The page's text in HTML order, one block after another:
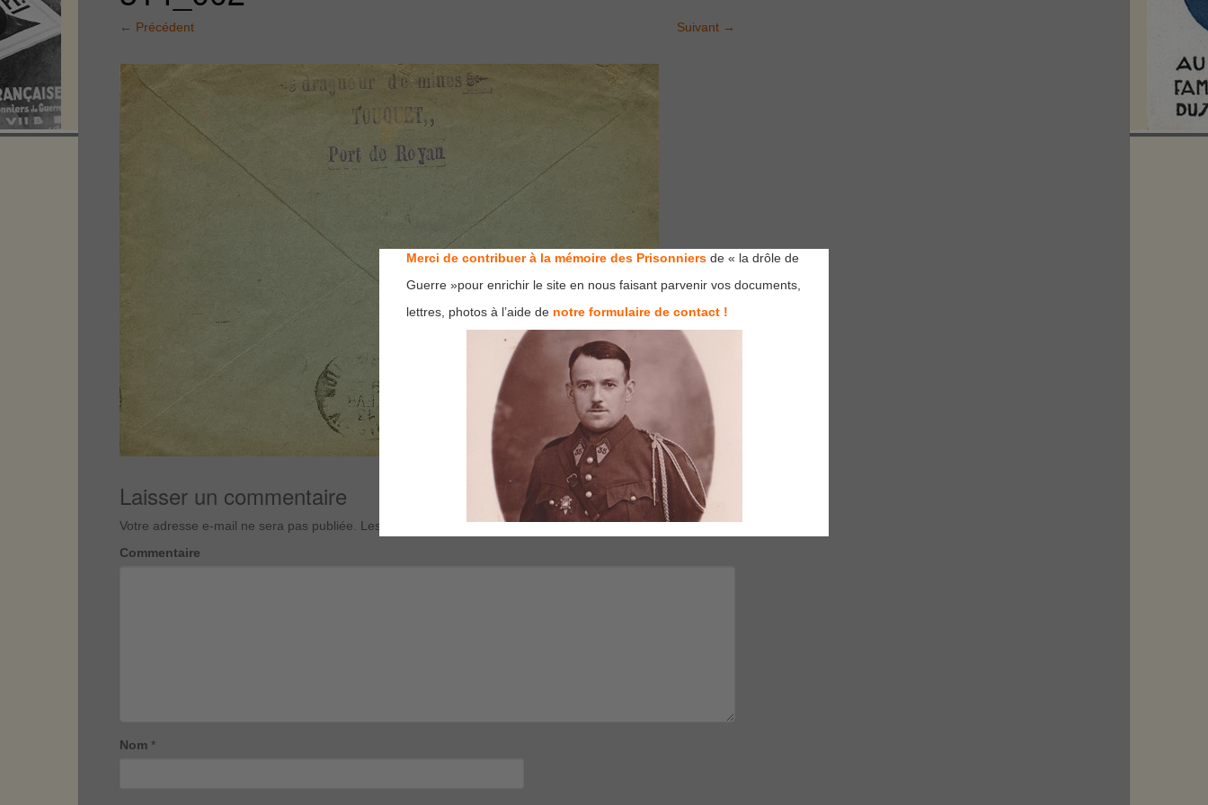
← Précédent Suivant →
Laisser un commentaire
Votre adresse e-mail ne sera pas publiée. Les champs obligatoires sont indiqués avec*
Commentaire
Nom *
Merci de contribuer à la mémoire des Prisonniers de « la drôle de
Guerre »pour enrichir le site en nous faisant parvenir vos documents,
lettres, photos à l’aide de notre formulaire de contact !